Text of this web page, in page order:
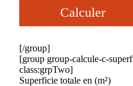
Calculer
[/group]
[group group-calcule-c-superf
class:grpTwo]
Superficie totale en (m²)